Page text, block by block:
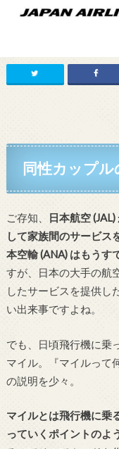
同性カップル
ご存知、
日本航空
して家族間のサービス
本空輸 (ANA) はもうす
すが、日本の大手の航
したサービスを提供し
い出来事ですよね。
でも、日頃飛行機に乗
マイル。『マイルって
の説明を少々。
マイルとは飛行機に乗
っていくポイントのよ